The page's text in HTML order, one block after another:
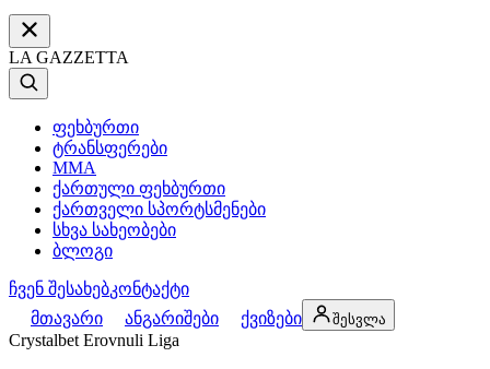
LA GAZZETTA
ფეხბურთი
ტრანსფერები
MMA
ქართული ფეხბურთი
ქართველი სპორტსმენები
სხვა სახეობები
ბლოგი
ჩვენ შესახებკონტაქტი
მთავარი
ანგარიშები ქვიზები შესვლა
Crystalbet Erovnuli Liga